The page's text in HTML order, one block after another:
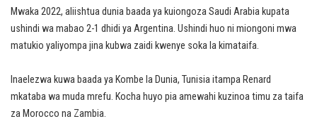
Mwaka 2022, aliishtua dunia baada ya kuiongoza Saudi Arabia kupata
ushindi wa mabao 2-1 dhidi ya Argentina. Ushindi huo ni miongoni mwa
matukio yaliyompa jina kubwa zaidi kwenye soka la kimataifa.
Inaelezwa kuwa baada ya Kombe la Dunia, Tunisia itampa Renard
mkataba wa muda mrefu. Kocha huyo pia amewahi kuzinoa timu za taifa
za Morocco na Zambia.